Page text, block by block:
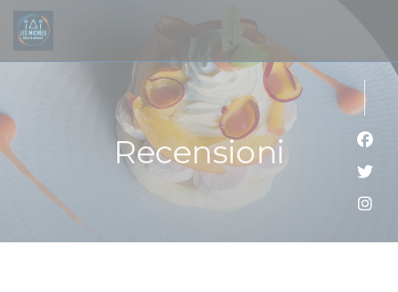
Personalizzazione delle tue scelte sui cookie
Recensioni